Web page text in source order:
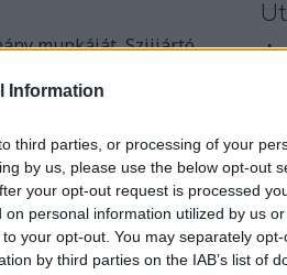
Information
third parties, or processing of your
by us, please use the below opt-out
your opt-out request is processed
personal information utilized by us
your opt-out. You may separately
by third parties on the IAB’s list of
munkáját, Szijjártó
Ezt vasárnap
Balázs és Boros
azért nincs
kellett volna. (444.hu)
10komment
keleti pályaudvar civilek
menekültek önkéntesek
A